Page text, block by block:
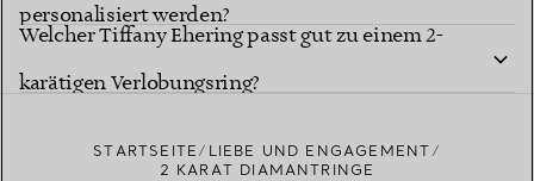
personalisiert werden?
Welcher Tiffany Ehering passt gut zu einem 2-
karätigen Verlobungsring?
STARTSEITE
LIEBE UND ENGAGEMENT
2 KARAT DIAMANTRINGE